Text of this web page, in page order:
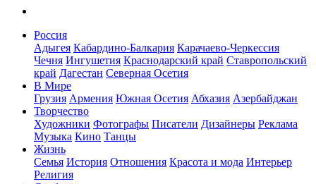
Россия
Адыгея Кабардино-Балкария Карачаево-Черкессия
Чечня Ингушетия Краснодарский край Ставропольский
край Дагестан Северная Осетия
В Мире
Грузия Армения Южная Осетия Абхазия Азербайджан
Творчество
Художники Фотографы Писатели Дизайнеры Реклама
Музыка Кино Танцы
Жизнь
Семья История Отношения Красота и мода Интерьер
Религия